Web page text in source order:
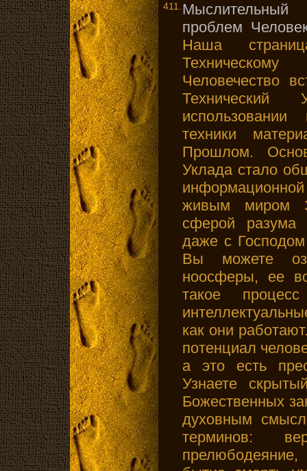
411.
проблем
Наша
Человечество
техники
Прошлом.
Уклада стало
живым миром
сферой разума
даже с
Вы можете
ноосферы, ее
такое
как они
потенциал
а это есть
Узнаете
Божественных
духовным
терминов: